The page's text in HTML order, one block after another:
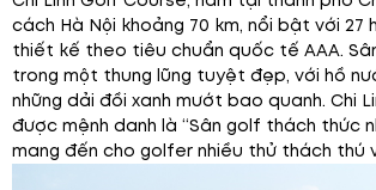
cách Hà Nội khoảng 70 km, nổi bật với 27
thiết kế theo tiêu chuẩn quốc tế AAA.
trong một thung lũng tuyệt đẹp, với hồ
những dải đồi xanh mướt bao quanh. Chi
được mệnh danh là “Sân golf thách thức
mang đến cho golfer nhiều thử thách thú